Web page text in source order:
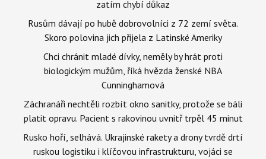
zatím chybí důkaz
Rusům dávají po hubě dobrovolníci z 72 zemí světa.
Skoro polovina jich přijela z Latinské Ameriky
Chci chránit mladé dívky, neměly by hrát proti
biologickým mužům, říká hvězda ženské NBA
Cunninghamová
Záchranáři nechtěli rozbít okno sanitky, protože se báli
platit opravu. Pacient s rakovinou uvnitř trpěl 45 minut
Rusko hoří, selhává. Ukrajinské rakety a drony tvrdě drtí
ruskou logistiku i klíčovou infrastrukturu, vojáci se